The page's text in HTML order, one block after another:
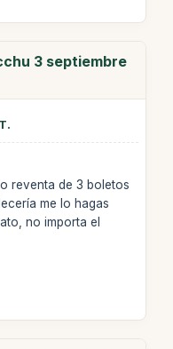
3 septiembre
reventa de 3 boletos
me lo hagas
no importa el